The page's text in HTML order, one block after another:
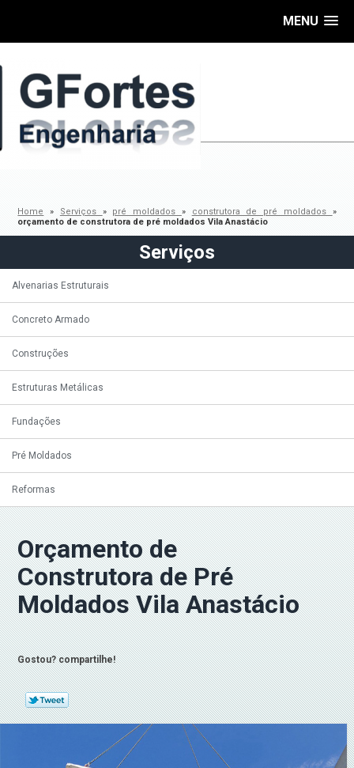
MENU
Home » Serviços » pré moldados » construtora de pré moldados »
orçamento de construtora de pré moldados Vila Anastácio
Serviços
Alvenarias Estruturais
Concreto Armado
Construções
Estruturas Metálicas
Fundações
Pré Moldados
Reformas
Orçamento de
Construtora de Pré
Moldados Vila Anastácio
Gostou? compartilhe!